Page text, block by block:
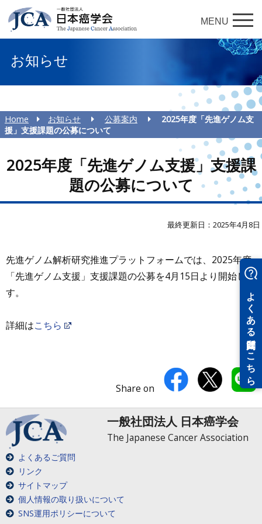
MENU
お知らせ
Home お知らせ 公募案内
2025年度「先進ゲノム支
援」支援課題の公募について
2025年度「先進ゲノム支援」支援課
題の公募について
最終更新日：2025年4月8日
先進ゲノム解析研究推進プラットフォームでは、2025年度
「先進ゲノム支援」支援課題の公募を4月15日より開始しま
す。
詳細はこちら
Share on
一般社団法人 日本癌学会
The Japanese Cancer Association
よくあるご質問
リンク
サイトマップ
個人情報の取り扱いについて
SNS運用ポリシーについて